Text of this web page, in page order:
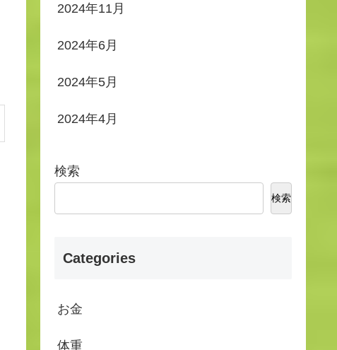
2024年11月
2024年6月
2024年5月
2024年4月
検索
検索
Categories
お金
体重